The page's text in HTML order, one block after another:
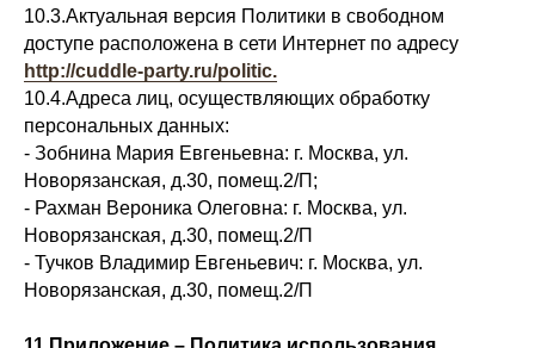
10.3.Актуальная версия Политики в свободном
доступе расположена в сети Интернет по адресу
http://cuddle-party.ru/politic.
10.4.Адреса лиц, осуществляющих обработку
персональных данных:
- Зобнина Мария Евгеньевна: г. Москва, ул.
Новорязанская, д.30, помещ.2/П;
- Рахман Вероника Олеговна: г. Москва, ул.
Новорязанская, д.30, помещ.2/П
- Тучков Владимир Евгеньевич: г. Москва, ул.
Новорязанская, д.30, помещ.2/П